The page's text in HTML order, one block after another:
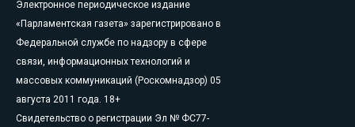
Электронное периодическое издание
«Парламентская газета» зарегистрировано в
Федеральной службе по надзору в сфере
связи, информационных технологий и
массовых коммуникаций (Роскомнадзор) 05
августа 2011 года. 18+
Свидетельство о регистрации Эл № ФС77-